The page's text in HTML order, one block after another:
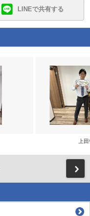
LINEで共有する
上